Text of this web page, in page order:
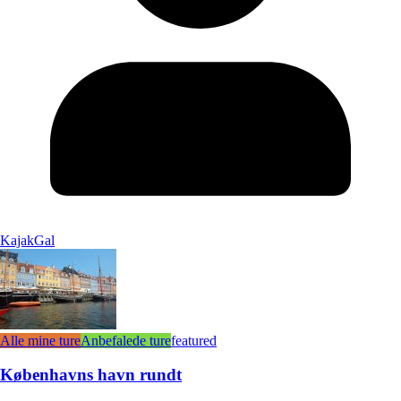
KajakGal
Alle mine tureAnbefalede turefeatured
Københavns havn rundt